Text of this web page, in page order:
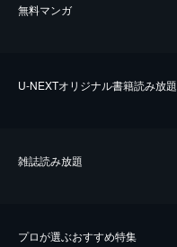
無料マンガ
U-NEXTオリジナル書籍読み放題
雑誌読み放題
プロが選ぶおすすめ特集